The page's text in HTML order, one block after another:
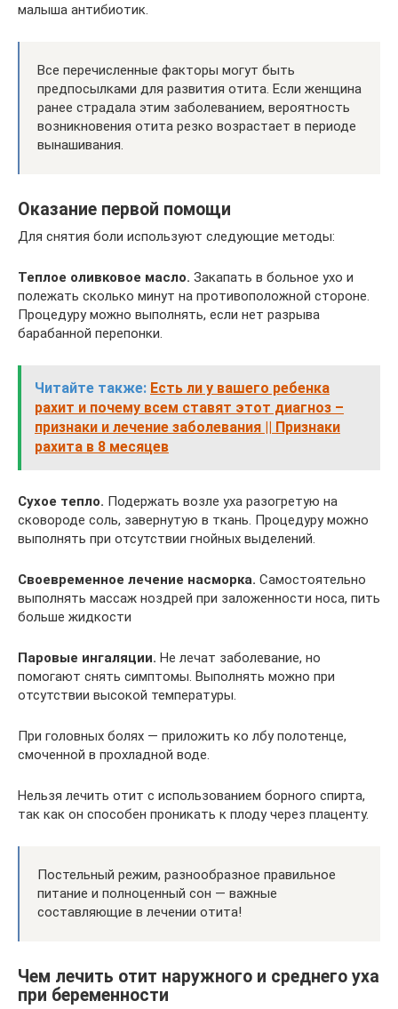
малыша антибиотик.
Все перечисленные факторы могут быть
предпосылками для развития отита. Если женщина
ранее страдала этим заболеванием, вероятность
возникновения отита резко возрастает в периоде
вынашивания.
Оказание первой помощи
Для снятия боли используют следующие методы:
Теплое оливковое масло. Закапать в больное ухо и
полежать сколько минут на противоположной стороне.
Процедуру можно выполнять, если нет разрыва
барабанной перепонки.
Читайте также: Есть ли у вашего ребенка
рахит и почему всем ставят этот диагноз –
признаки и лечение заболевания || Признаки
рахита в 8 месяцев
Сухое тепло. Подержать возле уха разогретую на
сковороде соль, завернутую в ткань. Процедуру можно
выполнять при отсутствии гнойных выделений.
Своевременное лечение насморка. Самостоятельно
выполнять массаж ноздрей при заложенности носа, пить
больше жидкости
Паровые ингаляции. Не лечат заболевание, но
помогают снять симптомы. Выполнять можно при
отсутствии высокой температуры.
При головных болях — приложить ко лбу полотенце,
смоченной в прохладной воде.
Нельзя лечить отит с использованием борного спирта,
так как он способен проникать к плоду через плаценту.
Постельный режим, разнообразное правильное
питание и полноценный сон — важные
составляющие в лечении отита!
Чем лечить отит наружного и среднего уха
при беременности